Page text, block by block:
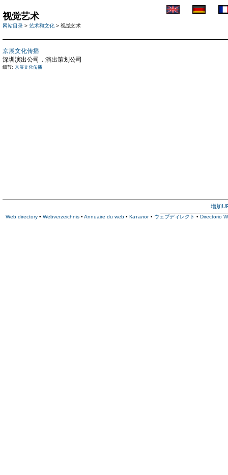
视觉艺术
网站目录 > 艺术和文化 > 视觉艺术
京展文化传播
深圳演出公司，演出策划公司
细节: 京展文化传播
增加
Web directory • Webverzeichnis • Annuaire du web • Каталог • ウェブディレクト • Directorio